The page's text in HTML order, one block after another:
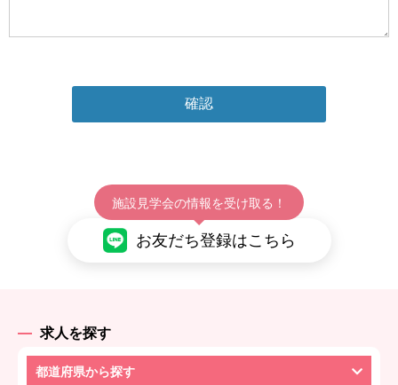
施設見学会の情報を受け取る！
お友だち登録はこちら
求人を探す
都道府県から探す